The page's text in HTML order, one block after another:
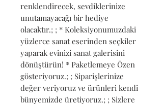
renklendirecek, sevdiklerinize
unutamayacağı bir hediye
olacaktır.; ; * Koleksiyonumuzdaki
yüzlerce sanat eserinden seçkiler
yaparak evinizi sanat galerisini
dönüştürün! * Paketlemeye Özen
gösteriyoruz.; ; Siparişlerinize
değer veriyoruz ve ürünleri kendi
bünyemizde üretiyoruz.; ; Sizlere